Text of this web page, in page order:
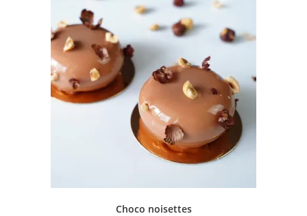
Choco noisettes